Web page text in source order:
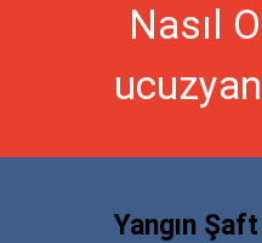
Nasıl
Yangın Şaft